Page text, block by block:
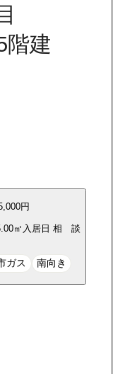
階建
円
㎡ 入居日相 談
ガス 南向き